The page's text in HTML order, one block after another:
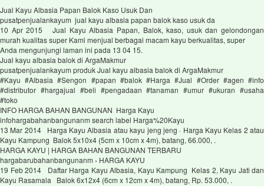
Jual Kayu Albasia Papan Balok Kaso Usuk Dan
pusatpenjualankayum jual kayu albasia papan balok kaso usuk da
10 Apr 2015 Jual Kayu Albasia Papan, Balok, kaso, usuk dan gelondongan
murah kualitas super Kami menjual berbagai macam kayu berkualitas, super
Anda mengunjungi laman ini pada 13 04 15.
Jual kayu albasia balok di ArgaMakmur
pusatpenjualankayum produk Jual kayu albasia balok di ArgaMakmur
#Kayu #Albasia #Sengon #papan #balok #Harga #Jual #Order #agen #info
#distributor #hargajual #beli #pengadaan #tanaman #umur #ukuran #usaha
#toko
INFO HARGA BAHAN BANGUNAN Harga Kayu
infohargabahanbangunanm search label Harga%20Kayu
13 Mar 2014 Harga Kayu Albasia atau kayu jeng jeng · Harga Kayu Kelas 2 atau
Kayu Kampung Balok 5x10x4 (5cm x 10cm x 4m), batang, 66.000, .
HARGA KAYU | HARGA BAHAN BANGUNAN TERBARU
hargabarubahanbangunanm › HARGA KAYU
19 Feb 2014 Daftar Harga Kayu Albasia, Kayu Kampung Kelas 2, Kayu Jati dan
Kayu Rasamala Balok 6x12x4 (6cm x 12cm x 4m), batang, Rp. 53.000, .